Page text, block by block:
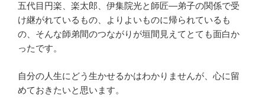
五代目円楽、楽太郎、伊集院光と師匠―弟子の関係で受
け継がれているもの、よりよいものに帰られているも
の、そんな師弟間のつながりが垣間見えてとても面白か
ったです。
自分の人生にどう生かせるかはわかりませんが、心に留
めておきたいと思います。